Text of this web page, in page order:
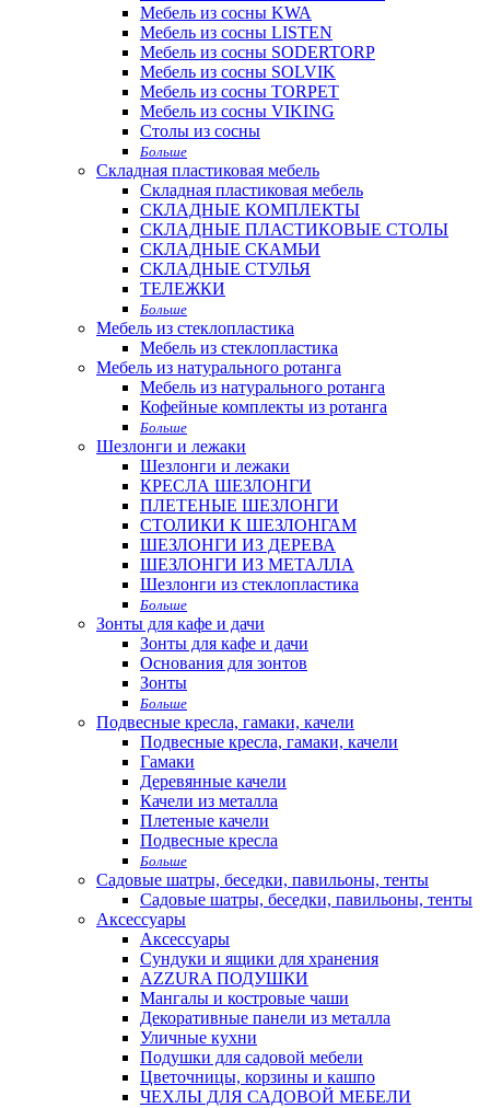
Мебель из сосны KWA
Мебель из сосны LISTEN
Мебель из сосны SODERTORP
Мебель из сосны SOLVIK
Мебель из сосны TORPET
Мебель из сосны VIKING
Столы из сосны
Больше
Складная пластиковая мебель
Складная пластиковая мебель
СКЛАДНЫЕ КОМПЛЕКТЫ
СКЛАДНЫЕ ПЛАСТИКОВЫЕ СТОЛЫ
СКЛАДНЫЕ СКАМЬИ
СКЛАДНЫЕ СТУЛЬЯ
ТЕЛЕЖКИ
Больше
Мебель из стеклопластика
Мебель из стеклопластика
Мебель из натурального ротанга
Мебель из натурального ротанга
Кофейные комплекты из ротанга
Больше
Шезлонги и лежаки
Шезлонги и лежаки
КРЕСЛА ШЕЗЛОНГИ
ПЛЕТЕНЫЕ ШЕЗЛОНГИ
СТОЛИКИ К ШЕЗЛОНГАМ
ШЕЗЛОНГИ ИЗ ДЕРЕВА
ШЕЗЛОНГИ ИЗ МЕТАЛЛА
Шезлонги из стеклопластика
Больше
Зонты для кафе и дачи
Зонты для кафе и дачи
Основания для зонтов
Зонты
Больше
Подвесные кресла, гамаки, качели
Подвесные кресла, гамаки, качели
Гамаки
Деревянные качели
Качели из металла
Плетеные качели
Подвесные кресла
Больше
Садовые шатры, беседки, павильоны, тенты
Садовые шатры, беседки, павильоны, тенты
Аксессуары
Аксессуары
Сундуки и ящики для хранения
AZZURA ПОДУШКИ
Мангалы и костровые чаши
Декоративные панели из металла
Уличные кухни
Подушки для садовой мебели
Цветочницы, корзины и кашпо
ЧЕХЛЫ ДЛЯ САДОВОЙ МЕБЕЛИ